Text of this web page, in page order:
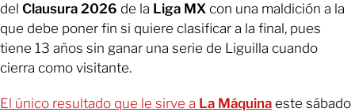
del Clausura 2026 de la Liga MX con una maldición a la
que debe poner fin si quiere clasificar a la final, pues
tiene 13 años sin ganar una serie de Liguilla cuando
cierra como visitante.
El único resultado que le sirve a La Máquina este sábado